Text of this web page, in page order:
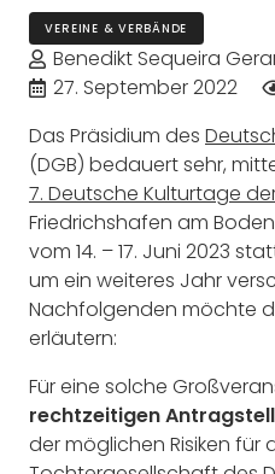
VEREINE & VERBÄNDE
Benedikt Sequeira
27. September 2022
Das Präsidium des
(DGB) bedauert sehr,
7. Deutsche Kulturtage
Friedrichshafen am
vom 14. – 17. Juni 2023
um ein weiteres Jahr
Nachfolgenden möchte
erläutern:
Für eine solche
rechtzeitigen
der möglichen Risiken für